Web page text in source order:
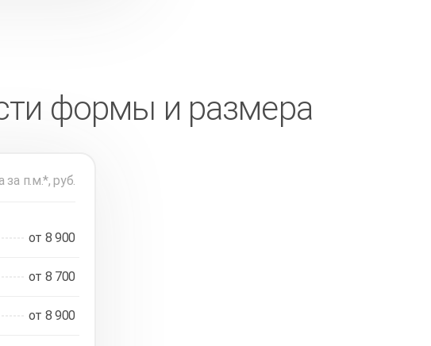
формы и размера
за п.м.*, руб.
от 8 900
от 8 700
от 8 900